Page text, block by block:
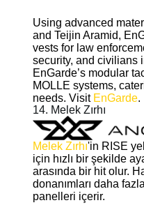
Using advanced
and Teijin Aramid,
vests for law
security, and civilians
EnGarde’s modular
MOLLE systems,
needs. Visit EnGarde.
14. Melek Zırhı
Melek Zırhı'in RISE
için hızlı bir şekilde
arasında bir hit olur.
donanımları daha
panelleri içerir.